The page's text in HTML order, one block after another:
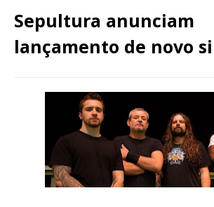
Sepultura anunciam
lançamento de novo